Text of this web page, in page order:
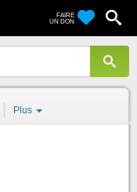
FAIRE
UN DON
Plus